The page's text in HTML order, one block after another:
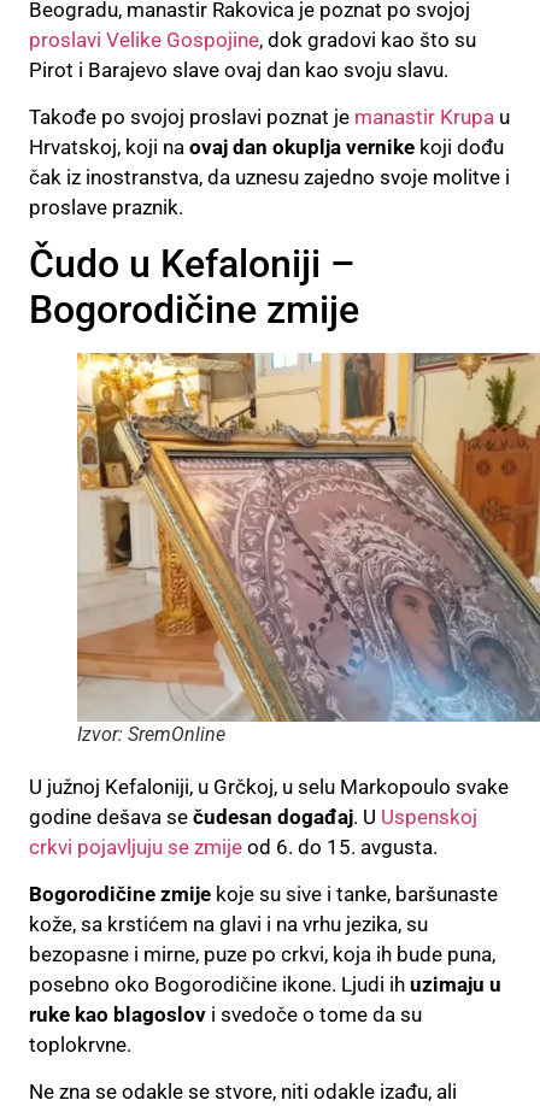
Beogradu, manastir Rakovica je poznat po svojoj
proslavi Velike Gospojine, dok gradovi kao što su
Pirot i Barajevo slave ovaj dan kao svoju slavu.
Takođe po svojoj proslavi poznat je manastir Krupa u
Hrvatskoj, koji na ovaj dan okuplja vernike koji dođu
čak iz inostranstva, da uznesu zajedno svoje molitve i
proslave praznik.
Čudo u Kefaloniji –
Bogorodičine zmije
Izvor: SremOnline
U južnoj Kefaloniji, u Grčkoj, u selu Markopoulo svake
godine dešava se čudesan događaj. U Uspenskoj
crkvi pojavljuju se zmije od 6. do 15. avgusta.
Bogorodičine zmije koje su sive i tanke, baršunaste
kože, sa krstićem na glavi i na vrhu jezika, su
bezopasne i mirne, puze po crkvi, koja ih bude puna,
posebno oko Bogorodičine ikone. Ljudi ih uzimaju u
ruke kao blagoslov i svedoče o tome da su
toplokrvne.
Ne zna se odakle se stvore, niti odakle izađu, ali